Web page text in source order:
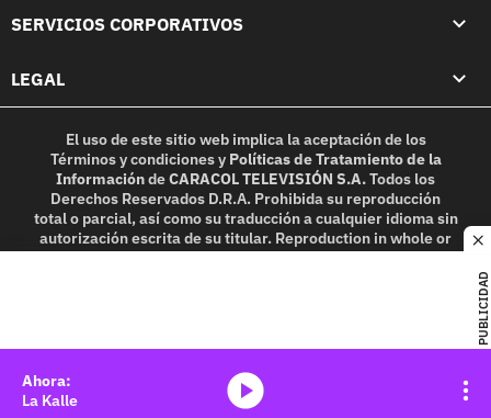
PUBLICIDAD
SERVICIOS CORPORATIVOS
LEGAL
El uso de este sitio web implica la aceptación de los
Términos y condicionesy Políticas de Tratamiento de la
InformacióndeCARACOL TELEVISIÓN S.A.Todos los
Derechos Reservados D.R.A. Prohibida su reproducción
total o parcial, así como su traducción a cualquier idioma sin
autorización escrita de su titular. Reproduction in whole or
in part, or translation without written permission is
La Kalle